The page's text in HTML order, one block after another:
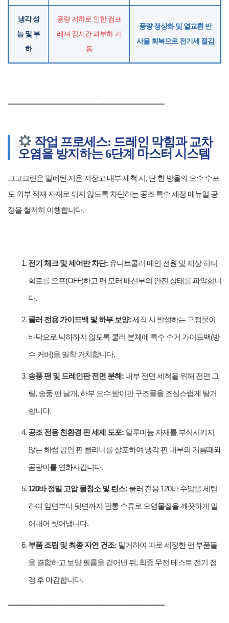
냉각 성
능 및 부
하
풍량 저하로 인한 컴프
레셔 장시간 과부하 가
동
풍량 정상화 및 열교환 반
사율 회복으로 전기세 절감
━━━━━━━━━━━━━━━━━━
작업 프로세스: 드레인 막힘과 교차
오염을 방지하는 6단계 마스터 시스템
고고크린은 밀폐된 저온 저장고 내부 세척 시, 단 한 방울의 오수 수포
도 외부 적재 자재로 튀지 않도록 차단하는 공조 특수 세정 메뉴얼 공
정을 철저히 이행합니다.
전기 체크 및 제어반 차단: 유니트쿨러 메인 전원 및 제상 히터
회로를 오프(OFF)하고 팬 모터 배선부의 안전 상태를 파악합니
다.
쿨러 전용 가이드백 및 하부 보양:세척 시 발생하는 구정물이
바닥으로 낙하하지 않도록 쿨러 본체에 특수 수거 가이드백(방
수 커버)을 밀착 거치합니다.
송풍 팬 및 드레인판 전면 분해: 내부 전면 세척을 위해 전면 그
릴, 송풍 팬 날개, 하부 오수 받이판 구조물을 조심스럽게 탈거
합니다.
공조 전용 친환경 핀 세제 도포: 알루미늄 자재를 부식시키지
않는 해썹 공인 핀 클리너를 살포하여 냉각 핀 내부의 기름때와
곰팡이를 연화시킵니다.
120바 정밀 고압 물청소 및 린스: 쿨러 전용 120바 수압을 세팅
하여 앞면부터 뒷면까지 관통 수류로 오염물질을 깨끗하게 밀
어내어 씻어냅니다.
부품 조립 및 최종 자연 건조: 탈거하여 따로 세정한 팬 부품들
을 결합하고 보양 필름을 걷어낸 뒤, 최종 무전 테스트 전기 점
검 후 마감합니다.
━━━━━━━━━━━━━━━━━━